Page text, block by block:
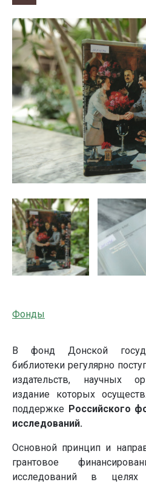
Фонды
В фонд Донской
библиотеки регулярно
издательств, научных
издание которых
поддержке Российского
исследований.
Основной принцип и
грантовое
исследований в целях